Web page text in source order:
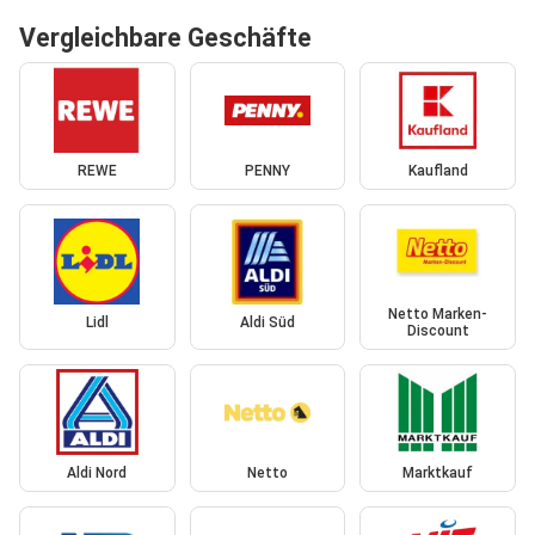
Vergleichbare Geschäfte
REWE PENNY Kaufland
Lidl Aldi Süd
Netto Marken-
Discount
Aldi Nord Netto Marktkauf